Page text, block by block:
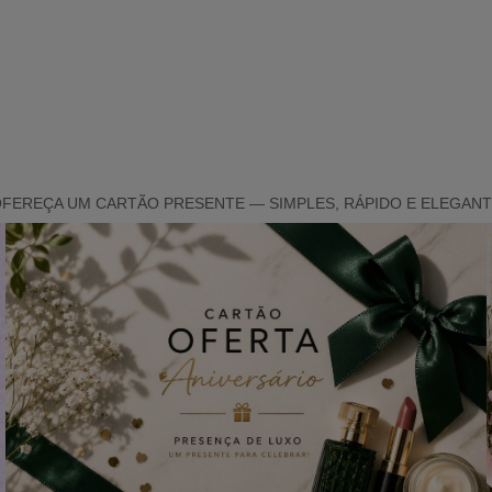
UM CARTÃO PRESENTE — SIMPLES, RÁPIDO E